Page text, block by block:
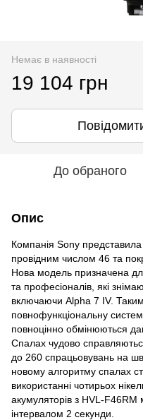
Немає в наявності
19 104 грн
До обраного
Опис
Компанія Sony
провідним числом 46 та
Нова модель призначена
та професіоналів, які
включаючи Alpha 7 IV.
повнофункціональну
повноцінно обмінюються
Спалах чудово
до 260 спрацьовувань на
новому алгоритму спалах
використанні чотирьох
акумуляторів з HVL-F46RM
інтервалом 2 секунди.